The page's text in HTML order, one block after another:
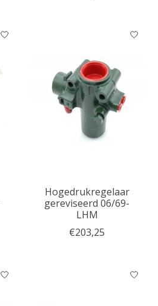
Hogedrukregelaar
gereviseerd 06/69-
LHM
€203,25